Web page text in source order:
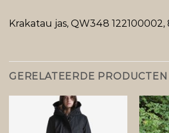
Krakatau jas, QW348
GERELATEERDE PRODUCTEN